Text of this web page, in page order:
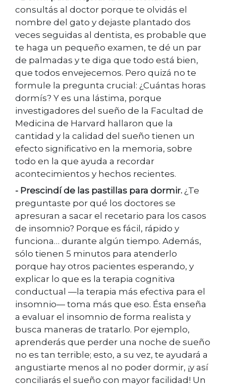
consultás al doctor porque te olvidás el
nombre del gato y dejaste plantado dos
veces seguidas al dentista, es probable que
te haga un pequeño examen, te dé un par
de palmadas y te diga que todo está bien,
que todos envejecemos. Pero quizá no te
formule la pregunta crucial: ¿Cuántas horas
dormís? Y es una lástima, porque
investigadores del sueño de la Facultad de
Medicina de Harvard hallaron que la
cantidad y la calidad del sueño tienen un
efecto significativo en la memoria, sobre
todo en la que ayuda a recordar
acontecimientos y hechos recientes.
- Prescindí de las pastillas para dormir. ¿Te
preguntaste por qué los doctores se
apresuran a sacar el recetario para los casos
de insomnio? Porque es fácil, rápido y
funciona… durante algún tiempo. Además,
sólo tienen 5 minutos para atenderlo
porque hay otros pacientes esperando, y
explicar lo que es la terapia cognitiva
conductual —la terapia más efectiva para el
insomnio— toma más que eso. Ésta enseña
a evaluar el insomnio de forma realista y
busca maneras de tratarlo. Por ejemplo,
aprenderás que perder una noche de sueño
no es tan terrible; esto, a su vez, te ayudará a
angustiarte menos al no poder dormir, ¡y así
conciliarás el sueño con mayor facilidad! Un